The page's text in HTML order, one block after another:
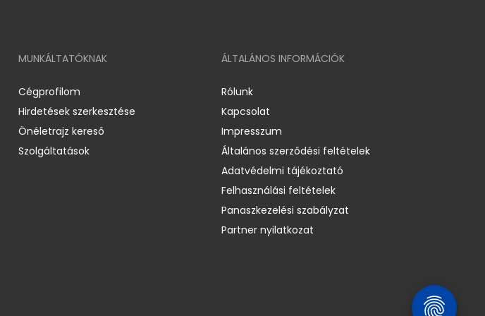
MUNKÁLTATÓKNAK
Cégprofilom
Hirdetések szerkesztése
Önéletrajz kereső
Szolgáltatások
ÁLTALÁNOS INFORMÁCIÓK
Rólunk
Kapcsolat
Impresszum
Általános szerződési feltételek
Adatvédelmi tájékoztató
Felhasználási feltételek
Panaszkezelési szabályzat
Partner nyilatkozat